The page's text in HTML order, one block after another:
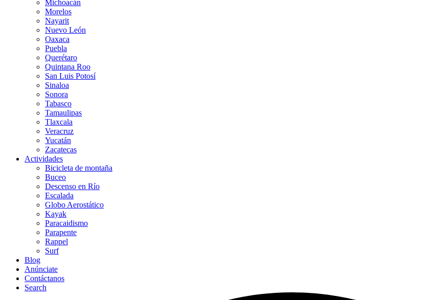
Michoacán
Morelos
Nayarit
Nuevo León
Oaxaca
Puebla
Querétaro
Quintana Roo
San Luis Potosí
Sinaloa
Sonora
Tabasco
Tamaulipas
Tlaxcala
Veracruz
Yucatán
Zacatecas
Actividades
Bicicleta de montaña
Buceo
Descenso en Río
Escalada
Globo Aerostático
Kayak
Paracaidismo
Parapente
Rappel
Surf
Blog
Anúnciate
Contáctanos
Search